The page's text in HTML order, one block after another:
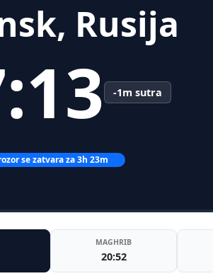
Rusija
-1m sutra
se zatvara za 3h 23m
MAGHRIB
20:52